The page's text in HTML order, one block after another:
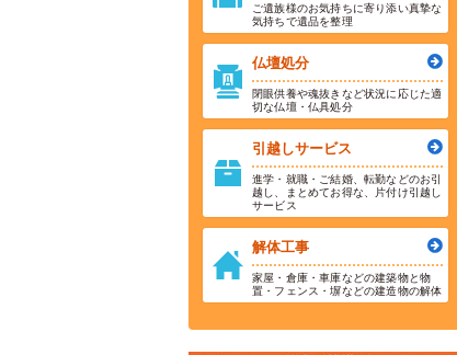
ご遺族様のお気持ちに寄り添い真摯な
気持ちで遺品を整理
仏壇処分
閉眼供養や魂抜きなど状況に応じた適
切な仏壇・仏具処分
引越しサービス
進学・就職・ご結婚、転勤などのお引
越し、まとめてお得な、片付け引越し
サービス
解体工事
家屋・倉庫・車庫などの建築物と物
置・フェンス・塀などの建造物の解体